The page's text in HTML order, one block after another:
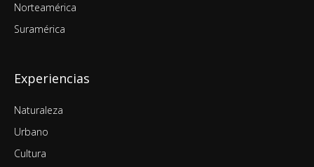
Norteamérica
Suramérica
Experiencias
Naturaleza
Urbano
Cultura